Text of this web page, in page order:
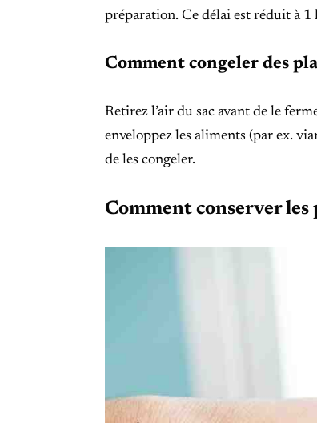
préparation. Ce délai est réduit à 1
Comment congeler des
Retirez l’air du sac avant de le
enveloppez les aliments (par ex.
de les congeler.
Comment conserver les